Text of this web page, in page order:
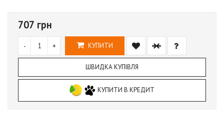
707 грн
- + КУПИТИ
ШВИДКА КУПІВЛЯ
КУПИТИ В КРЕДИТ